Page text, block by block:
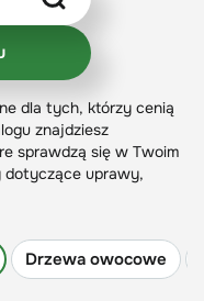
dla tych, którzy cenią
znajdziesz
sprawdzą się w Twoim
dotyczące uprawy,
Drzewa owocowe